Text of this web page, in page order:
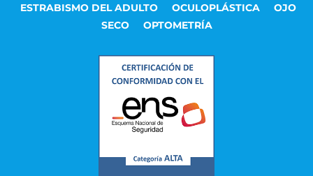
ESTRABISMO DEL ADULTO
OCULOPLÁSTICA
OJO
SECO
OPTOMETRÍA